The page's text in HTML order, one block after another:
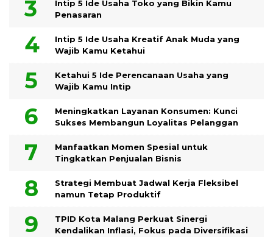
Intip 5 Ide Usaha Toko yang Bikin Kamu
Penasaran
Intip 5 Ide Usaha Kreatif Anak Muda yang
Wajib Kamu Ketahui
Ketahui 5 Ide Perencanaan Usaha yang
Wajib Kamu Intip
Meningkatkan Layanan Konsumen: Kunci
Sukses Membangun Loyalitas Pelanggan
Manfaatkan Momen Spesial untuk
Tingkatkan Penjualan Bisnis
Strategi Membuat Jadwal Kerja Fleksibel
namun Tetap Produktif
TPID Kota Malang Perkuat Sinergi
Kendalikan Inflasi, Fokus pada Diversifikasi